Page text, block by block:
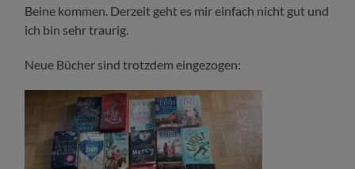
Beine kommen. Derzeit geht es mir einfach nicht gut und
ich bin sehr traurig.
Neue Bücher sind trotzdem eingezogen: